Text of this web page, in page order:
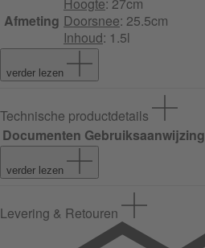
Afmeting
Hoogte: 27cm
Doorsnee: 25.5cm
Inhoud: 1.5l
verder lezen
Technische productdetails
Documenten Gebruiksaanwijzing
verder lezen
Levering & Retouren